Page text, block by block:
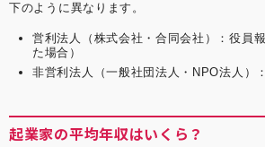
下のように異なります。
営利法人（株式会社・合同会社）：役員
た場合）
非営利法人（一般社団法人・NPO法人）
起業家の平均年収はいくら？